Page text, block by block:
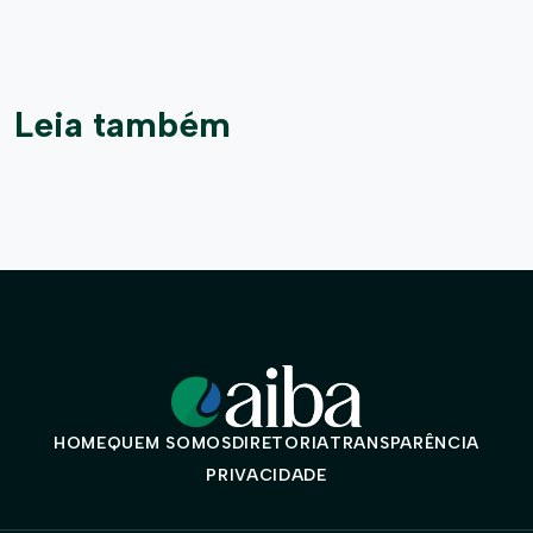
Leia também
HOMEQUEM SOMOSDIRETORIATRANSPARÊNCIA
PRIVACIDADE